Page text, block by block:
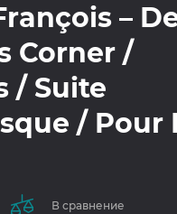
–
Corner /
/ Suite
/ Pour
В сравнение